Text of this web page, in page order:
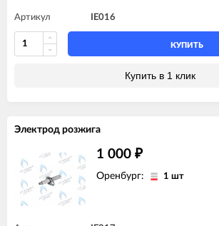
Артикул IE016
КУПИТЬ
Купить в 1 клик
Электрод розжига
1 000 ₽
Оренбург: 1 шт